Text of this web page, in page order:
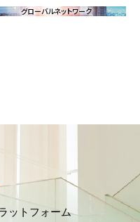
グローバルネットワーク
ットフォーム